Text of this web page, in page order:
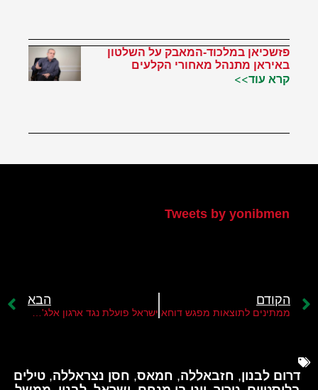
פזשכיאן במלכוד-המאבק על השלטון
באיראן מתנהל מאחורי הקלעים
קרא עוד>>
Tweets by yonibmen
הקודם
ממתינים לתוצאות מפגש דוחא
הבא
דרום לבנון, חזבאללה, חמאס, חסן נצראללה, טילים